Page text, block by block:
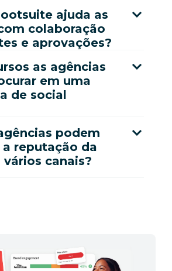
ajuda as
colaboração
e aprovações?
as agências
em uma
de social
podem
reputação da
canais?